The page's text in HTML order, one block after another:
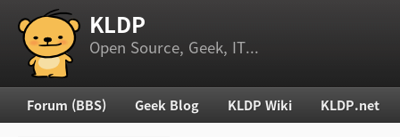
부 메뉴 KLDP
Open Source, Geek, IT...
주 메뉴
Forum (BBS) Geek Blog KLDP Wiki KLDP.net